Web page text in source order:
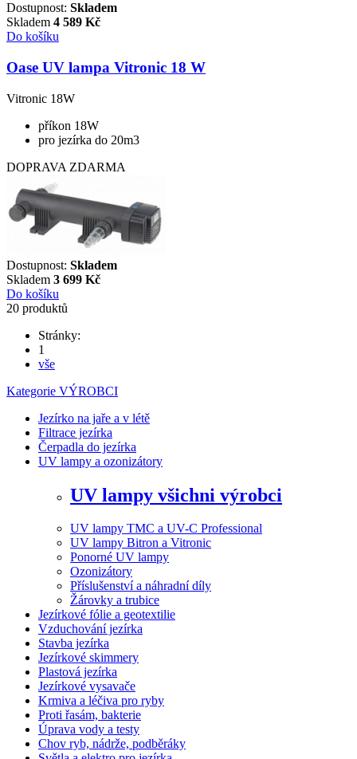
Dostupnost: Skladem
Skladem 4 589 Kč
Do košíku
Oase UV lampa Vitronic 18 W
Vitronic 18W
příkon 18W
pro jezírka do 20m3
DOPRAVA ZDARMA
Dostupnost: Skladem
Skladem 3 699 Kč
Do košíku
20 produktů
Stránky:
1
vše
Kategorie VÝROBCI
Jezírko na jaře a v létě
Filtrace jezírka
Čerpadla do jezírka
UV lampy a ozonizátory
UV lampy všichni výrobci
UV lampy TMC a UV-C Professional
UV lampy Bitron a Vitronic
Ponorné UV lampy
Ozonizátory
Příslušenství a náhradní díly
Žárovky a trubice
Jezírkové fólie a geotextilie
Vzduchování jezírka
Stavba jezírka
Jezírkové skimmery
Plastová jezírka
Jezírkové vysavače
Krmiva a léčiva pro ryby
Proti řasám, bakterie
Úprava vody a testy
Chov ryb, nádrže, podběráky